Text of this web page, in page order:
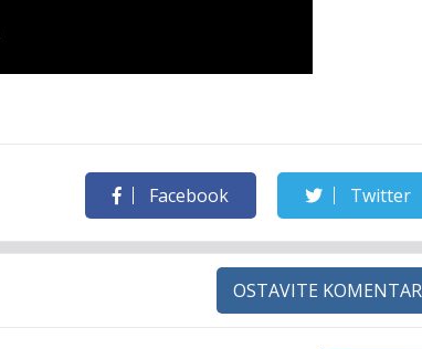
Facebook Twitter
OSTAVITE KOMENTAR